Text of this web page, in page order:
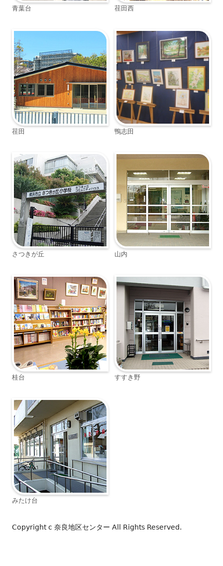
青葉台 荏田西
荏田 鴨志田
さつきが丘 山内
桂台 すすき野
みたけ台
Copyright c 奈良地区センター All Rights Reserved.